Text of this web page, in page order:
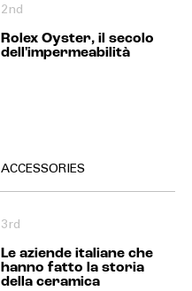
2nd
Rolex Oyster, il secolo
dell'impermeabilità
ACCESSORIES
3rd
Le aziende italiane che
hanno fatto la storia
della ceramica